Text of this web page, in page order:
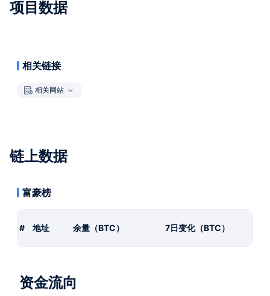
项目数据
相关链接
相关网站
链上数据
富豪榜
# 地址 余量（BTC） 7日变化（BTC）
资金流向